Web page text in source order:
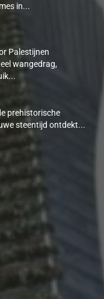
in...
Palestijnen
wangedrag,
prehistorische
steentijd ontdekt...